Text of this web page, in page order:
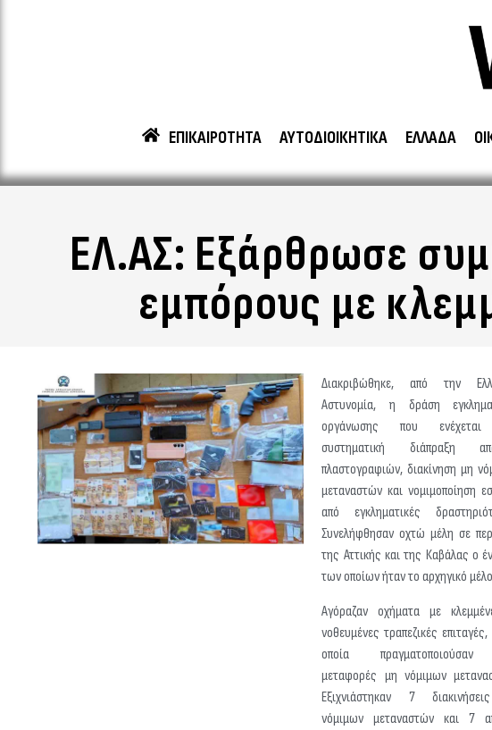
ΕΠΙΚΑΙΡΟΤΗΤΑ ΑΥΤΟΔΙΟΙΚΗΤΙΚΑ ΕΛΛΑΔΑ
ΕΛ.ΑΣ: Εξάρθρωσε
εμπόρους με
Διακριβώθηκε, από την
Αστυνομία, η δράση
οργάνωσης που
συστηματική διάπραξη
πλαστογραφιών, διακίνηση μη
μεταναστών και νομιμοποίηση
από εγκληματικές
Συνελήφθησαν οχτώ μέλη σε
της Αττικής και της Καβάλας ο
των οποίων ήταν το αρχηγικό
Αγόραζαν οχήματα με
νοθευμένες τραπεζικές
οποία
μεταφορές μη νόμιμων
Εξιχνιάστηκαν 7
νόμιμων μεταναστών και 7